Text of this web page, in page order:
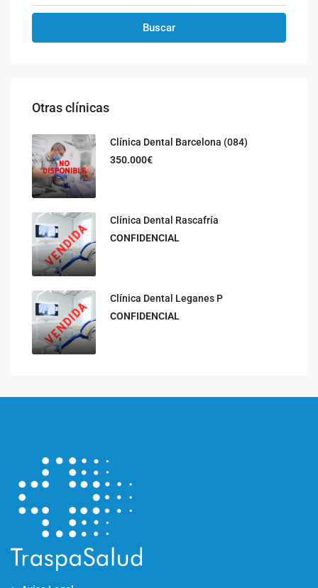
Buscar
Otras clínicas
Clínica Dental Barcelona (084)
350.000€
Clínica Dental Rascafría
CONFIDENCIAL
Clínica Dental Leganes P
CONFIDENCIAL